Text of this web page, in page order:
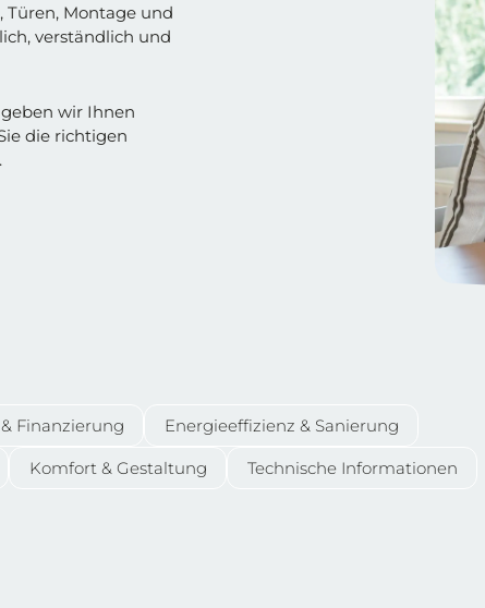
Türen, Montage und
verständlich und
wir Ihnen
die richtigen
Finanzierung Energieeffizienz & Sanierung
Komfort & Gestaltung Technische Informationen